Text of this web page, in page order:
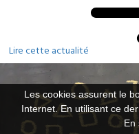
Lire cette actualité
Les cookies assurent le
Internet. En utilisant ce
En